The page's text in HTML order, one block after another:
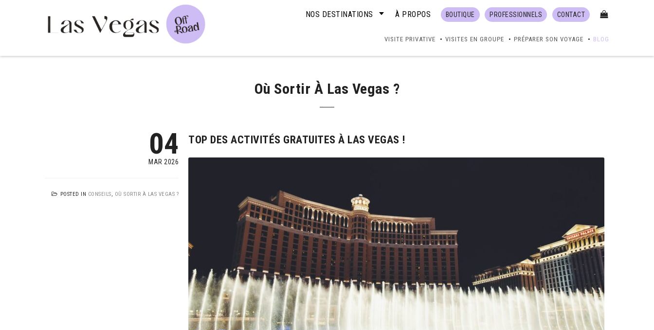
NOS DESTINATIONS À PROPOS BOUTIQUE PROFESSIONNELS CONTACT
VISITE PRIVATIVE VISITES EN GROUPE PRÉPARER SON VOYAGE BLOG
Où Sortir À Las Vegas ?
04
MAR 2026
POSTED IN CONSEILS, OÙ SORTIR À LAS VEGAS ?
TOP DES ACTIVITÉS GRATUITES À LAS VEGAS !